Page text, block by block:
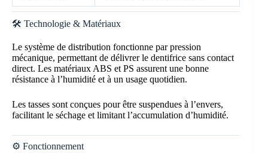
🛠️ Technologie & Matériaux
Le système de distribution fonctionne par pression
mécanique, permettant de délivrer le dentifrice sans contact
direct. Les matériaux ABS et PS assurent une bonne
résistance à l’humidité et à un usage quotidien.
Les tasses sont conçues pour être suspendues à l’envers,
facilitant le séchage et limitant l’accumulation d’humidité.
⚙️ Fonctionnement